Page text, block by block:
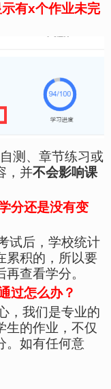
有x个作业未完
测、章节练习或
，并不会影响课
分还是没有变
试后，学校统计
累积的，所以要
查看学分。
过怎么办？
，我们是专业的
生的作业，不仅
。如有任何意